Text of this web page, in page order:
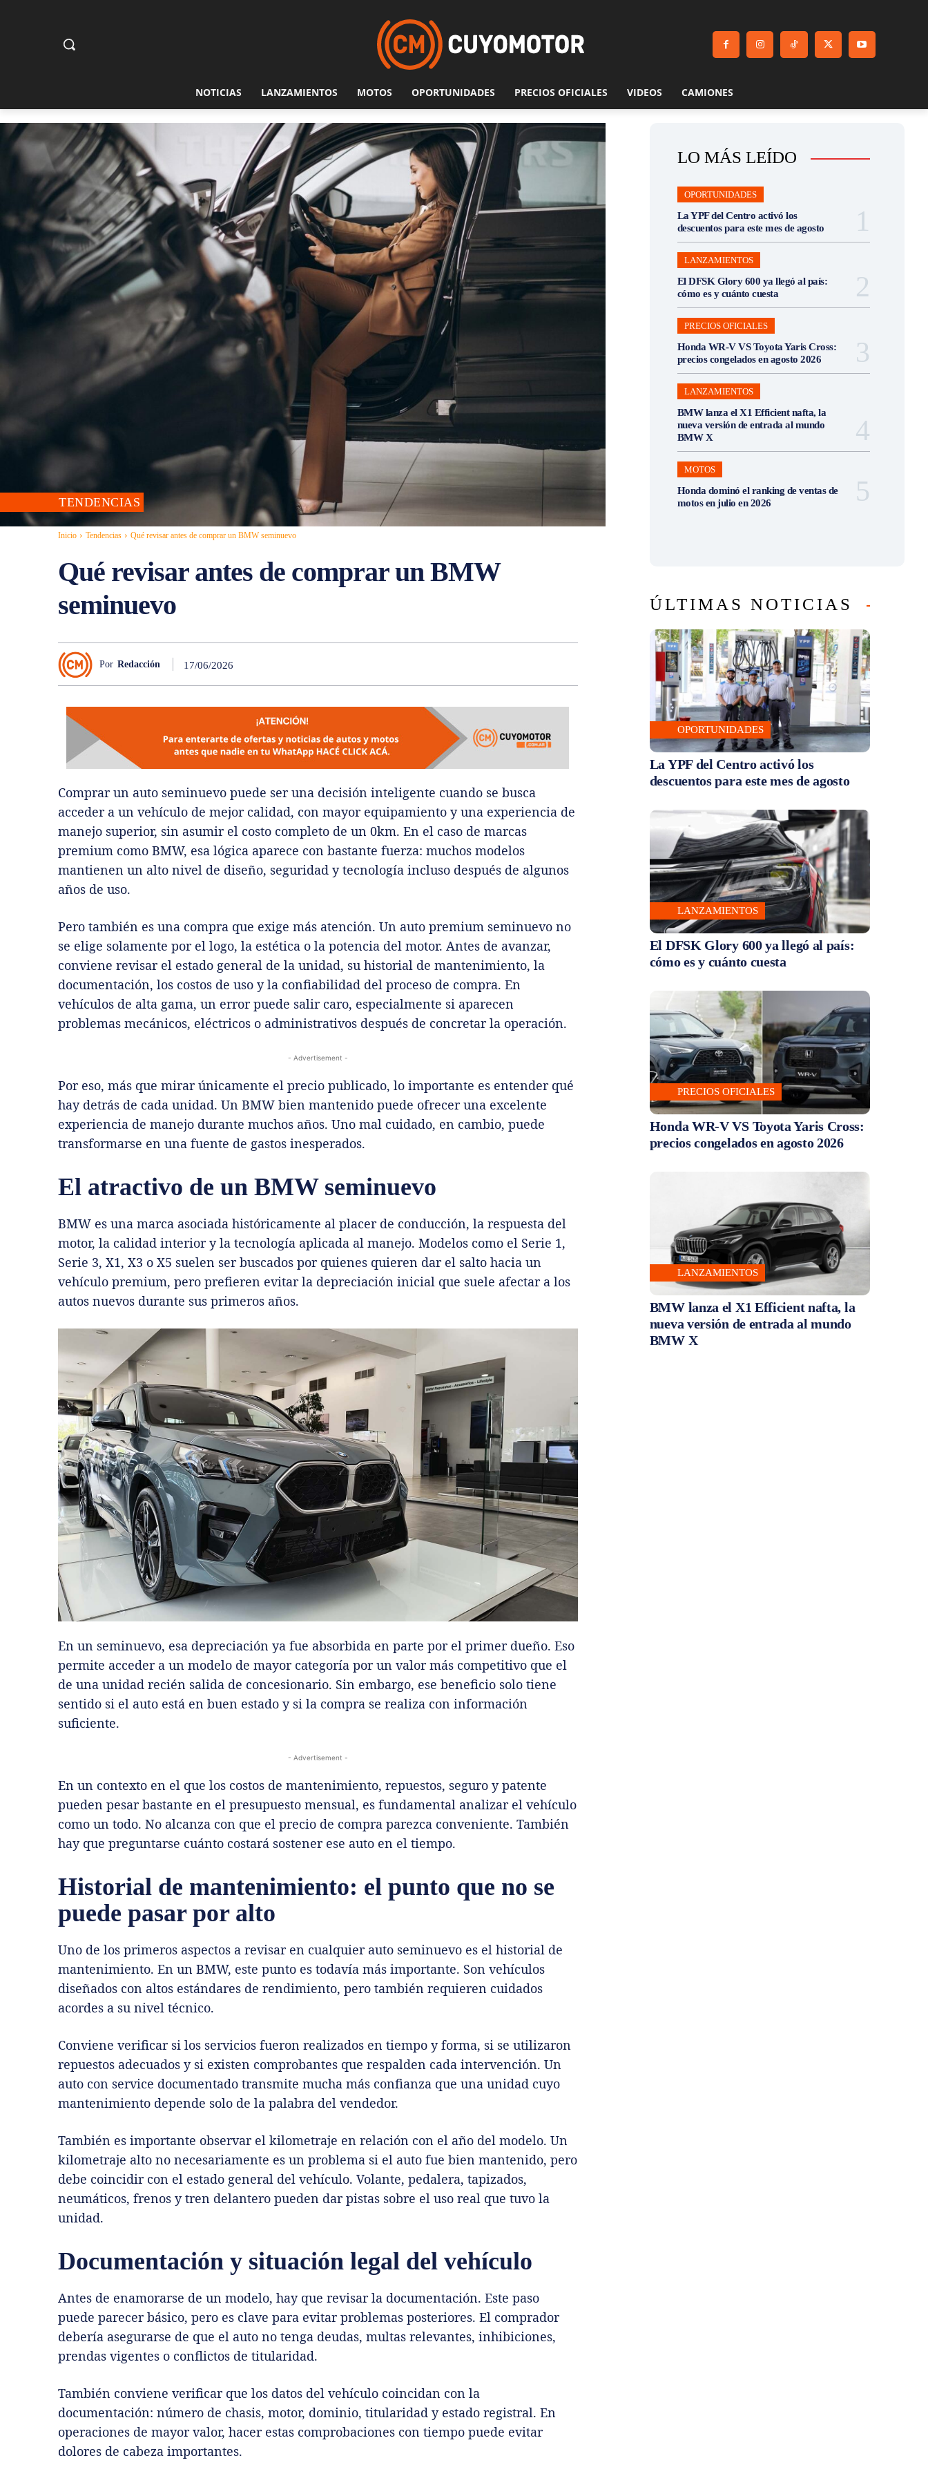
NOTICIAS LANZAMIENTOS MOTOS OPORTUNIDADES PRECIOS OFICIALES VIDEOS CAMIONES
TENDENCIAS
Inicio Tendencias Qué revisar antes de comprar un BMW seminuevo
Qué revisar antes de comprar un BMW
seminuevo
Por Redacción 17/06/2026
Comprar un auto seminuevo puede ser una decisión inteligente cuando se busca
acceder a un vehículo de mejor calidad, con mayor equipamiento y una experiencia de
manejo superior, sin asumir el costo completo de un 0km. En el caso de marcas
premium como BMW, esa lógica aparece con bastante fuerza: muchos modelos
mantienen un alto nivel de diseño, seguridad y tecnología incluso después de algunos
años de uso.
Pero también es una compra que exige más atención. Un auto premium seminuevo no
se elige solamente por el logo, la estética o la potencia del motor. Antes de avanzar,
conviene revisar el estado general de la unidad, su historial de mantenimiento, la
documentación, los costos de uso y la confiabilidad del proceso de compra. En
vehículos de alta gama, un error puede salir caro, especialmente si aparecen
problemas mecánicos, eléctricos o administrativos después de concretar la operación.
- Advertisement -
Por eso, más que mirar únicamente el precio publicado, lo importante es entender qué
hay detrás de cada unidad. Un BMW bien mantenido puede ofrecer una excelente
experiencia de manejo durante muchos años. Uno mal cuidado, en cambio, puede
transformarse en una fuente de gastos inesperados.
El atractivo de un BMW seminuevo
BMW es una marca asociada históricamente al placer de conducción, la respuesta del
motor, la calidad interior y la tecnología aplicada al manejo. Modelos como el Serie 1,
Serie 3, X1, X3 o X5 suelen ser buscados por quienes quieren dar el salto hacia un
vehículo premium, pero prefieren evitar la depreciación inicial que suele afectar a los
autos nuevos durante sus primeros años.
En un seminuevo, esa depreciación ya fue absorbida en parte por el primer dueño. Eso
permite acceder a un modelo de mayor categoría por un valor más competitivo que el
de una unidad recién salida de concesionario. Sin embargo, ese beneficio solo tiene
sentido si el auto está en buen estado y si la compra se realiza con información
suficiente.
- Advertisement -
En un contexto en el que los costos de mantenimiento, repuestos, seguro y patente
pueden pesar bastante en el presupuesto mensual, es fundamental analizar el vehículo
como un todo. No alcanza con que el precio de compra parezca conveniente. También
hay que preguntarse cuánto costará sostener ese auto en el tiempo.
Historial de mantenimiento: el punto que no se
puede pasar por alto
Uno de los primeros aspectos a revisar en cualquier auto seminuevo es el historial de
mantenimiento. En un BMW, este punto es todavía más importante. Son vehículos
diseñados con altos estándares de rendimiento, pero también requieren cuidados
acordes a su nivel técnico.
Conviene verificar si los servicios fueron realizados en tiempo y forma, si se utilizaron
repuestos adecuados y si existen comprobantes que respalden cada intervención. Un
auto con service documentado transmite mucha más confianza que una unidad cuyo
mantenimiento depende solo de la palabra del vendedor.
También es importante observar el kilometraje en relación con el año del modelo. Un
kilometraje alto no necesariamente es un problema si el auto fue bien mantenido, pero
debe coincidir con el estado general del vehículo. Volante, pedalera, tapizados,
neumáticos, frenos y tren delantero pueden dar pistas sobre el uso real que tuvo la
unidad.
Documentación y situación legal del vehículo
Antes de enamorarse de un modelo, hay que revisar la documentación. Este paso
puede parecer básico, pero es clave para evitar problemas posteriores. El comprador
debería asegurarse de que el auto no tenga deudas, multas relevantes, inhibiciones,
prendas vigentes o conflictos de titularidad.
También conviene verificar que los datos del vehículo coincidan con la
documentación: número de chasis, motor, dominio, titularidad y estado registral. En
operaciones de mayor valor, hacer estas comprobaciones con tiempo puede evitar
dolores de cabeza importantes.
LO MÁS LEÍDO
OPORTUNIDADES
La YPF del Centro activó los
descuentos para este mes de agosto
LANZAMIENTOS
El DFSK Glory 600 ya llegó al país:
cómo es y cuánto cuesta
PRECIOS OFICIALES
Honda WR-V VS Toyota Yaris Cross:
precios congelados en agosto 2026
LANZAMIENTOS
BMW lanza el X1 Efficient nafta, la
nueva versión de entrada al mundo
BMW X
MOTOS
Honda dominó el ranking de ventas de
motos en julio en 2026
ÚLTIMAS NOTICIAS
OPORTUNIDADES
La YPF del Centro activó los
descuentos para este mes de agosto
LANZAMIENTOS
El DFSK Glory 600 ya llegó al país:
cómo es y cuánto cuesta
PRECIOS OFICIALES
Honda WR-V VS Toyota Yaris Cross:
precios congelados en agosto 2026
LANZAMIENTOS
BMW lanza el X1 Efficient nafta, la
nueva versión de entrada al mundo
BMW X